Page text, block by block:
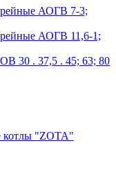
АОГВ 7-3;
АОГВ 11,6-1;
30 . 37,5 . 45; 63; 80
котлы "ZOTA"